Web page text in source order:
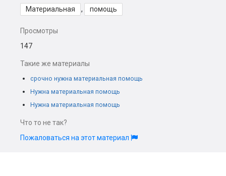
Материальная , помощь
Просмотры
147
Такие же материалы
срочно нужна материальная помощь
Нужна материальная помощь
Нужна материальная помощь
Что то не так?
Пожаловаться на этот материал